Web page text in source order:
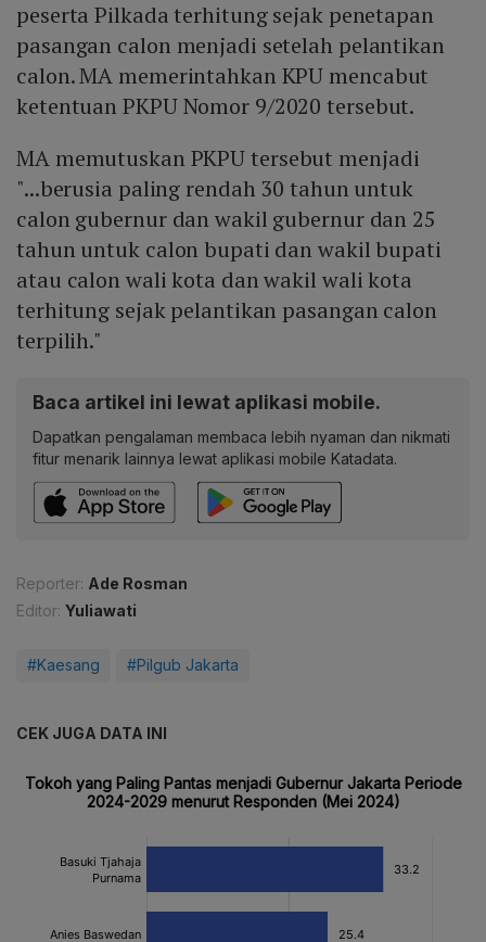
peserta Pilkada terhitung sejak penetapan
pasangan calon menjadi setelah pelantikan
calon. MA memerintahkan KPU mencabut
ketentuan PKPU Nomor 9/2020 tersebut.
MA memutuskan PKPU tersebut menjadi
"...berusia paling rendah 30 tahun untuk
calon gubernur dan wakil gubernur dan 25
tahun untuk calon bupati dan wakil bupati
atau calon wali kota dan wakil wali kota
terhitung sejak pelantikan pasangan calon
terpilih."
Baca artikel ini lewat aplikasi mobile.
Dapatkan pengalaman membaca lebih nyaman dan nikmati
fitur menarik lainnya lewat aplikasi mobile Katadata.
Reporter: Ade Rosman
Editor: Yuliawati
#Kaesang #Pilgub Jakarta
CEK JUGA DATA INI